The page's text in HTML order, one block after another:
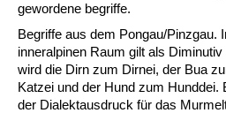
gewordene begriffe.
Begriffe aus dem Pongau/Pinzgau.
inneralpinen Raum gilt als
wird die Dirn zum Dirnei, der Bua
Katzei und der Hund zum Hunddei.
der Dialektausdruck für das